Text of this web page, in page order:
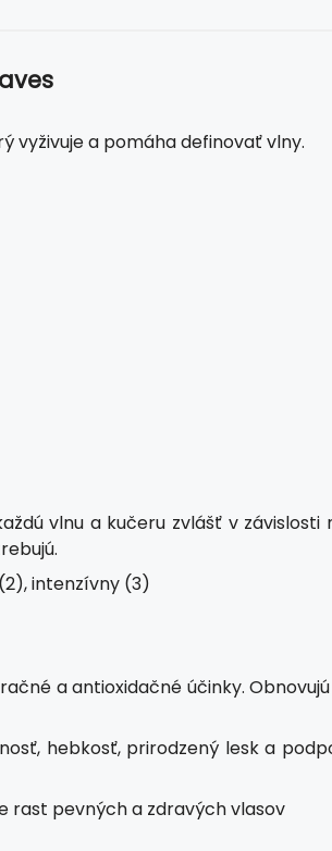
vyživuje a pomáha definovať vlny.
vlnu a kučeru zvlášť v závislosti
intenzívny (3)
a antioxidačné účinky.
hebkosť, prirodzený lesk a
rast pevných a zdravých vlasov